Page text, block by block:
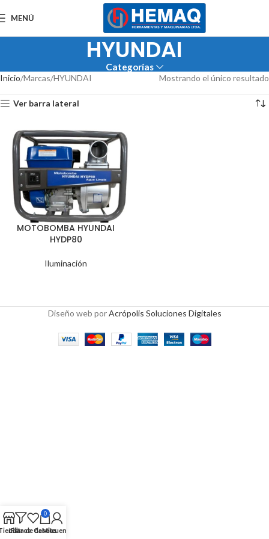
MENÚ
HYUNDAI
Categorías
Inicio Marcas HYUNDAI Mostrando el único resultado
Ver barra lateral
MOTOBOMBA HYUNDAI
HYDP80
Iluminación
Diseño web porAcrópolis Soluciones Digitales
Filtros
Lista de deseos
0
Carrito
Mi cuenta